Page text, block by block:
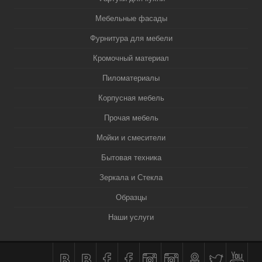
Мебельные фасады
Фурнитура для мебели
Кромочный материал
Пиломатериалы
Корпусная мебель
Прочая мебель
Мойки и смесители
Бытовая техника
Зеркала и Стекла
Образцы
Наши услуги